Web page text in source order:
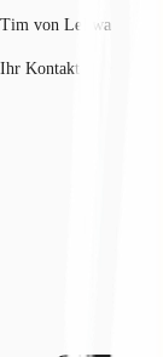
Tim von Leliwa
Ihr Kontakt